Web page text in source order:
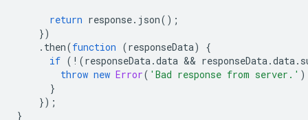
return response. json();
})
. then(function (responseData)
{
if ( ! (responseData.data && responseData.data.
throw new Error( 'Bad response from server.'
}
});
}